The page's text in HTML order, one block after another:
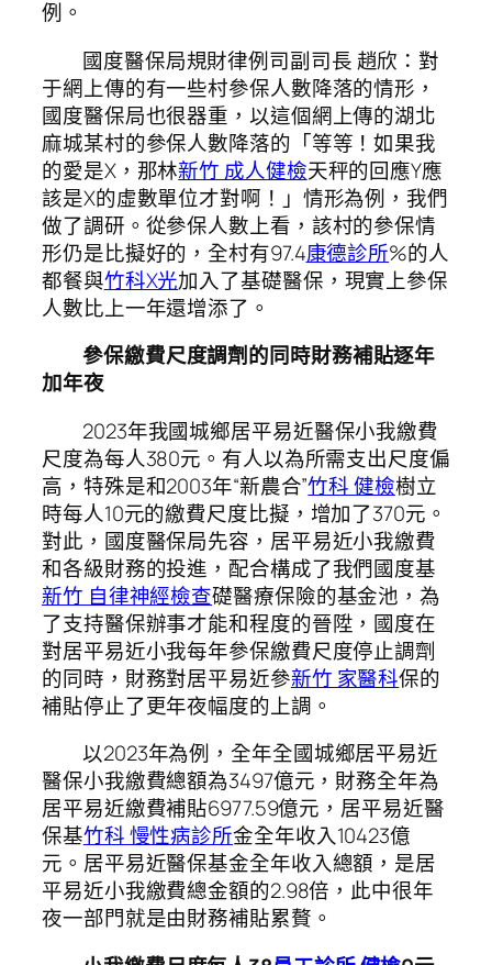
例。
國度醫保局規財律例司副司長 趙欣：對
于網上傳的有一些村參保人數降落的情形，
國度醫保局也很器重，以這個網上傳的湖北
麻城某村的參保人數降落的「等等！如果我
的愛是X，那林新竹 成人健檢天秤的回應Y應
該是X的虛數單位才對啊！」情形為例，我們
做了調研。從參保人數上看，該村的參保情
形仍是比擬好的，全村有97.4康德診所%的人
都餐與竹科X光加入了基礎醫保，現實上參保
人數比上一年還增添了。
參保繳費尺度調劑的同時財務補貼逐年
加年夜
2023年我國城鄉居平易近醫保小我繳費
尺度為每人380元。有人以為所需支出尺度偏
高，特殊是和2003年“新農合”竹科 健檢樹立
時每人10元的繳費尺度比擬，增加了370元。
對此，國度醫保局先容，居平易近小我繳費
和各級財務的投進，配合構成了我們國度基
新竹 自律神經檢查礎醫療保險的基金池，為
了支持醫保辦事才能和程度的晉陞，國度在
對居平易近小我每年參保繳費尺度停止調劑
的同時，財務對居平易近參新竹 家醫科保的
補貼停止了更年夜幅度的上調。
以2023年為例，全年全國城鄉居平易近
醫保小我繳費總額為3497億元，財務全年為
居平易近繳費補貼6977.59億元，居平易近醫
保基竹科 慢性病診所金全年收入10423億
元。居平易近醫保基金全年收入總額，是居
平易近小我繳費總金額的2.98倍，此中很年
夜一部門就是由財務補貼累贅。